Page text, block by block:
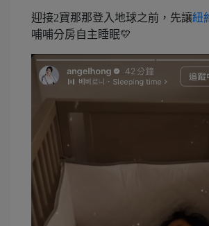
迎接2寶那那登入地球之前，先讓紐
哺哺分房自主睡眠💛